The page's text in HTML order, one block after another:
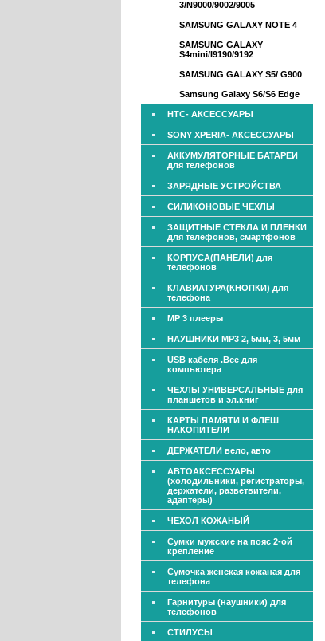
3/N9000/9002/9005
SAMSUNG GALAXY NOTE 4
SAMSUNG GALAXY
S4mini/I9190/9192
SAMSUNG GALAXY S5/ G900
Samsung Galaxy S6/S6 Edge
HTC- АКСЕССУАРЫ
SONY XPERIA- АКСЕССУАРЫ
АККУМУЛЯТОРНЫЕ БАТАРЕИ
для телефонов
ЗАРЯДНЫЕ УСТРОЙСТВА
СИЛИКОНОВЫЕ ЧЕХЛЫ
ЗАЩИТНЫЕ СТЕКЛА И ПЛЕНКИ
для телефонов, смартфонов
КОРПУСА(ПАНЕЛИ) для
телефонов
КЛАВИАТУРА(КНОПКИ) для
телефона
МР 3 плееры
НАУШНИКИ МР3 2, 5мм, 3, 5мм
USB кабеля .Все для
компьютера
ЧЕХЛЫ УНИВЕРСАЛЬНЫЕ для
планшетов и эл.книг
КАРТЫ ПАМЯТИ И ФЛЕШ
НАКОПИТЕЛИ
ДЕРЖАТЕЛИ вело, авто
АВТОАКСЕССУАРЫ
(холодильники, регистраторы,
держатели, разветвители,
адаптеры)
ЧЕХОЛ КОЖАНЫЙ
Сумки мужские на пояс 2-ой
крепление
Сумочка женская кожаная для
телефона
Гарнитуры (наушники) для
телефонов
СТИЛУСЫ